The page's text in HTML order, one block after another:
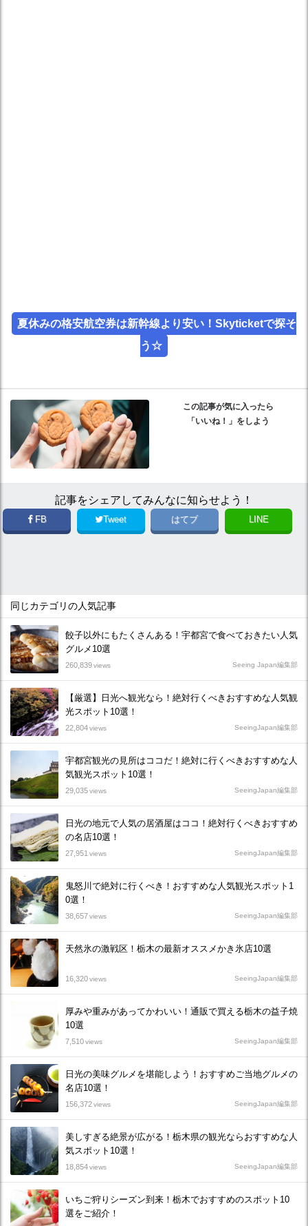
夏休みの格安航空券は新幹線より安い！Skyticketで探そ
う☆
この記事が気に入ったら
「いいね！」をしよう
記事をシェアしてみんなに知らせよう！
FB Tweet はてブ LINE
同じカテゴリの人気記事
餃子以外にもたくさんある！宇都宮で食べておきたい人気
グルメ10選
260,839views Seeing Japan編集部
【厳選】日光へ観光なら！絶対行くべきおすすめな人気観
光スポット10選！
22,804views SeeingJapan編集部
宇都宮観光の見所はココだ！絶対に行くべきおすすめな人
気観光スポット10選！
29,035views SeeingJapan編集部
日光の地元で人気の居酒屋はココ！絶対行くべきおすすめ
の名店10選！
27,951 views SeeingJapan編集部
鬼怒川で絶対に行くべき！おすすめな人気観光スポット1
0選！
38,657views SeeingJapan編集部
天然氷の激戦区！栃木の最新オススメかき氷店10選
16,320views SeeingJapan編集部
厚みや重みがあってかわいい！通販で買える栃木の益子焼
10選
7,510views SeeingJapan編集部
日光の美味グルメを堪能しよう！おすすめご当地グルメの
名店10選！
156,372views SeeingJapan編集部
美しすぎる絶景が広がる！栃木県の観光ならおすすめな人
気スポット10選！
18,854views SeeingJapan編集部
いちご狩りシーズン到来！栃木でおすすめのスポット10
選をご紹介！